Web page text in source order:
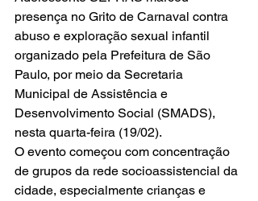
presença no Grito de Carnaval contra
abuso e exploração sexual infantil
organizado pela Prefeitura de São
Paulo, por meio da Secretaria
Municipal de Assistência e
Desenvolvimento Social (SMADS),
nesta quarta-feira (19/02).
O evento começou com concentração
de grupos da rede socioassistencial da
cidade, especialmente crianças e